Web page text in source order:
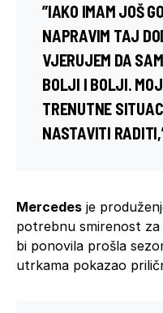
”IAKO IMAM JOŠ
NAPRAVIM TAJ
VJERUJEM DA
BOLJI I BOLJI.
TRENUTNE
NASTAVITI
Mercedes je
potrebnu smirenost
bi ponovila prošla
utrkama pokazao